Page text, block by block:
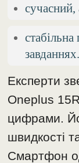
сучасний,
завданнях.
Експерти
Oneplus
цифрами.
швидкості
Смартфон